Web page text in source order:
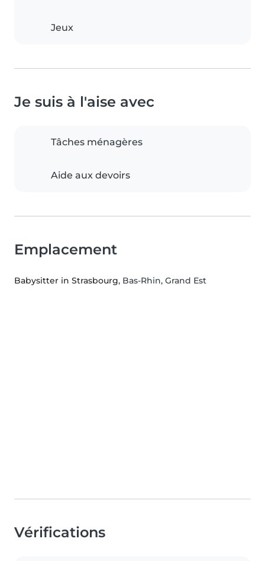
Jeux
Je suis à l'aise avec
Tâches ménagères
Aide aux devoirs
Emplacement
Babysitter in Strasbourg, Bas-Rhin, Grand Est
Vérifications